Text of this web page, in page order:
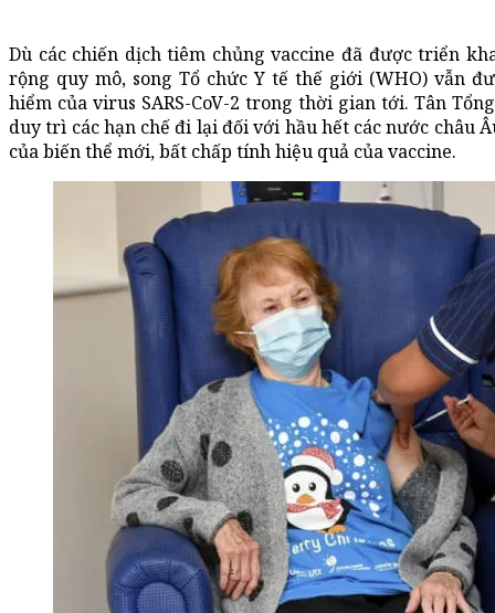
Dù các chiến dịch tiêm chủng vaccine đã được triển
rộng quy mô, song Tổ chức Y tế thế giới (WHO) vẫn
hiểm của virus SARS-CoV-2 trong thời gian tới. Tân
duy trì các hạn chế đi lại đối với hầu hết các nước châu
của biến thể mới, bất chấp tính hiệu quả của vaccine.